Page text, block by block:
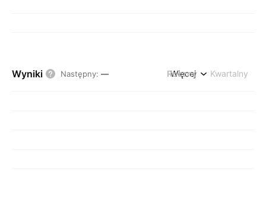
Wyniki Następny: — Roczny Kwartalny
Więcej